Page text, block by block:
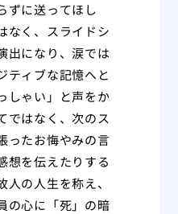
ずに送ってほし
なく、スライドシ
出になり、涙では
ティブな記憶へと
しゃい」と声をか
ではなく、次のス
ったお悔やみの言
想を伝えたりする
の人生を称え、
の心に「死」の暗